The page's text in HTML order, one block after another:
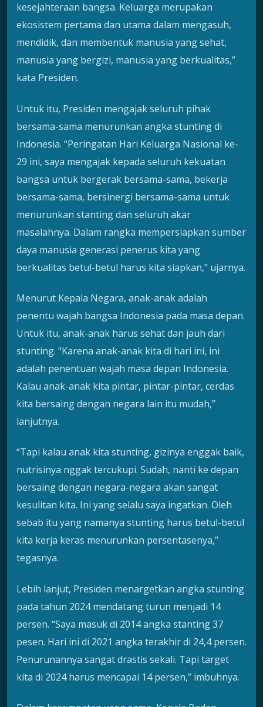
kesejahteraan bangsa. Keluarga merupakan
ekosistem pertama dan utama dalam mengasuh,
mendidik, dan membentuk manusia yang sehat,
manusia yang bergizi, manusia yang berkualitas,”
kata Presiden.
Untuk itu, Presiden mengajak seluruh pihak
bersama-sama menurunkan angka stunting di
Indonesia. “Peringatan Hari Keluarga Nasional ke-
29 ini, saya mengajak kepada seluruh kekuatan
bangsa untuk bergerak bersama-sama, bekerja
bersama-sama, bersinergi bersama-sama untuk
menurunkan stanting dan seluruh akar
masalahnya. Dalam rangka mempersiapkan sumber
daya manusia generasi penerus kita yang
berkualitas betul-betul harus kita siapkan,” ujarnya.
Menurut Kepala Negara, anak-anak adalah
penentu wajah bangsa Indonesia pada masa depan.
Untuk itu, anak-anak harus sehat dan jauh dari
stunting. “Karena anak-anak kita di hari ini, ini
adalah penentuan wajah masa depan Indonesia.
Kalau anak-anak kita pintar, pintar-pintar, cerdas
kita bersaing dengan negara lain itu mudah,”
lanjutnya.
“Tapi kalau anak kita stunting, gizinya enggak baik,
nutrisinya nggak tercukupi. Sudah, nanti ke depan
bersaing dengan negara-negara akan sangat
kesulitan kita. Ini yang selalu saya ingatkan. Oleh
sebab itu yang namanya stunting harus betul-betul
kita kerja keras menurunkan persentasenya,”
tegasnya.
Lebih lanjut, Presiden menargetkan angka stunting
pada tahun 2024 mendatang turun menjadi 14
persen. “Saya masuk di 2014 angka stanting 37
pesen. Hari ini di 2021 angka terakhir di 24,4 persen.
Penurunannya sangat drastis sekali. Tapi target
kita di 2024 harus mencapai 14 persen,” imbuhnya.